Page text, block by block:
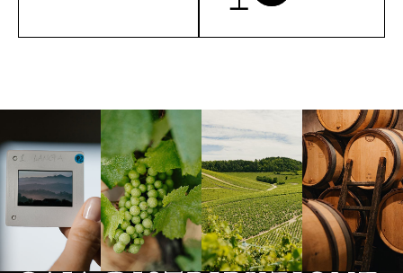
Langa, 1977 Borgogna,
Francia
Borgogna,
Francia
Instagram